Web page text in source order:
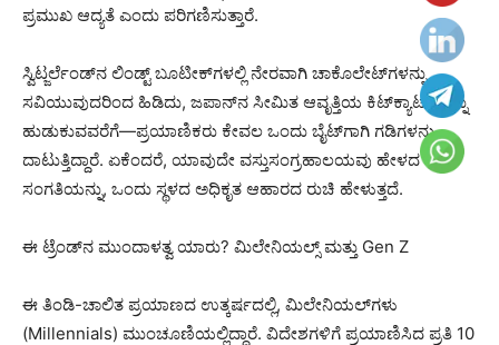
ಪ್ರಮುಖ ಆದ್ಯತೆ ಎಂದು ಪರಿಗಣಿಸುತ್ತಾರೆ.
ಸ್ವಿಟ್ಜರ್ಲೆಂಡ್‌ನ ಲಿಂಡ್ಟ್ ಬೂಟೀಕ್‌ಗಳಲ್ಲಿ ನೇರವಾಗಿ ಚಾಕೊಲೇಟ್‌ಗಳನ್ನು
ಸವಿಯುವುದರಿಂದ ಹಿಡಿದು, ಜಪಾನ್‌ನ ಸೀಮಿತ ಆವೃತ್ತಿಯ ಕಿಟ್‌ಕ್ಯಾಟ್‌ಗಳನ್ನು
ಹುಡುಕುವವರೆಗೆ—ಪ್ರಯಾಣಿಕರು ಕೇವಲ ಒಂದು ಬೈಟ್‌ಗಾಗಿ ಗಡಿಗಳನ್ನು
ದಾಟುತ್ತಿದ್ದಾರೆ. ಏಕೆಂದರೆ, ಯಾವುದೇ ವಸ್ತುಸಂಗ್ರಹಾಲಯವು ಹೇಳದ
ಸಂಗತಿಯನ್ನು, ಒಂದು ಸ್ಥಳದ ಅಧಿಕೃತ ಆಹಾರದ ರುಚಿ ಹೇಳುತ್ತದೆ.
ಈ ಟ್ರೆಂಡ್‌ನ ಮುಂದಾಳತ್ವ ಯಾರು? ಮಿಲೇನಿಯಲ್ಸ್ ಮತ್ತು Gen Z
ಈ ತಿಂಡಿ-ಚಾಲಿತ ಪ್ರಯಾಣದ ಉತ್ಕರ್ಷದಲ್ಲಿ, ಮಿಲೇನಿಯಲ್‌ಗಳು
(Millennials) ಮುಂಚೂಣಿಯಲ್ಲಿದ್ದಾರೆ. ವಿದೇಶಗಳಿಗೆ ಪ್ರಯಾಣಿಸಿದ ಪ್ರತಿ 10